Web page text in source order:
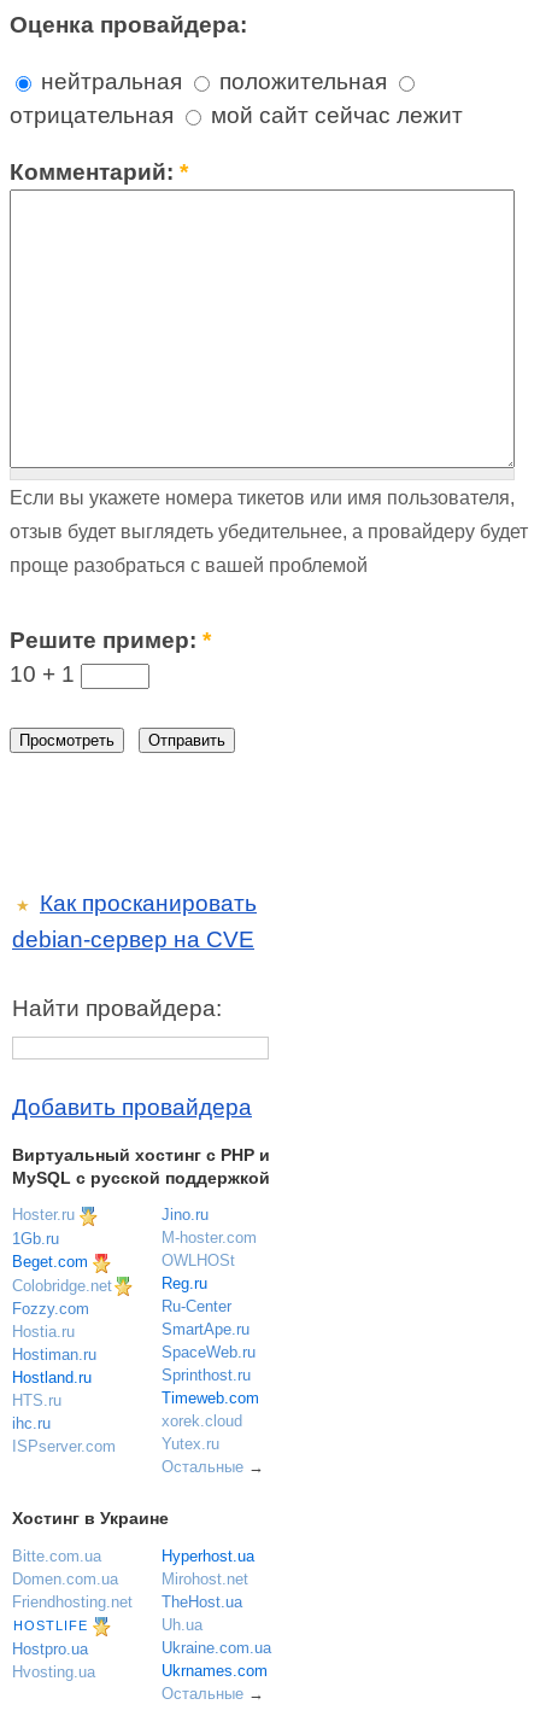
Оценка провайдера:
нейтральная
положительная
отрицательная
мой сайт сейчас лежит
Комментарий:*
Если вы укажете номера тикетов или имя пользователя,
отзыв будет выглядеть убедительнее, а провайдеру будет
проще разобраться с вашей проблемой
Решите пример:*
10 + 1
★
Как просканировать
debian-сервер на CVE
Найти провайдера:
Добавить провайдера
Виртуальный хостинг c PHP и
MySQL с русской поддержкой
Hoster.ru
1Gb.ru
Beget.com
Colobridge.net
Fozzy.com
Hostia.ru
Hostiman.ru
Hostland.ru
HTS.ru
ihc.ru
ISPserver.com
Jino.ru
M-hoster.com
OWLHOSt
Reg.ru
Ru-Center
SmartApe.ru
SpaceWeb.ru
Sprinthost.ru
Timeweb.com
xorek.cloud
Yutex.ru
Остальные→
Хостинг в Украине
Bitte.com.ua
Domen.com.ua
Friendhosting.net
HOSTLIFE
Hostpro.ua
Hvosting.ua
Hyperhost.ua
Mirohost.net
TheHost.ua
Uh.ua
Ukraine.com.ua
Ukrnames.com
Остальные→